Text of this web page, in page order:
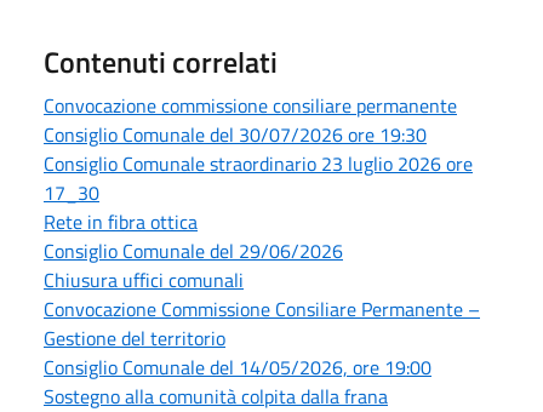
Contenuti correlati
Convocazione commissione consiliare permanente
Consiglio Comunale del 30/07/2026 ore 19:30
Consiglio Comunale straordinario 23 luglio 2026 ore
17_30
Rete in fibra ottica
Consiglio Comunale del 29/06/2026
Chiusura uffici comunali
Convocazione Commissione Consiliare Permanente –
Gestione del territorio
Consiglio Comunale del 14/05/2026, ore 19:00
Sostegno alla comunità colpita dalla frana